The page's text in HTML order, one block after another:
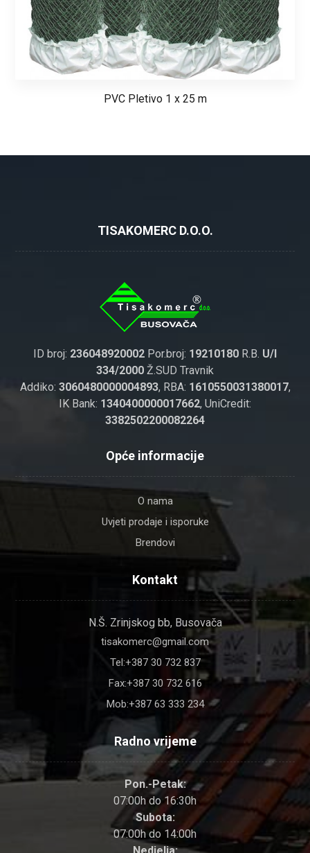
PVC Pletivo 1 x 25 m
TISAKOMERC D.O.O.
ID broj: 236048920002 Por.broj: 19210180 R.B. U/I
334/2000 Ž.SUD Travnik
Addiko: 3060480000004893, RBA: 1610550031380017,
IK Bank: 1340400000017662, UniCredit:
3382502200082264
Opće informacije
O nama
Uvjeti prodaje i isporuke
Brendovi
Kontakt
N.Š. Zrinjskog bb, Busovača
tisakomerc@gmail.com
Tel:+387 30 732 837
Fax:+387 30 732 616
Mob:+387 63 333 234
Radno vrijeme
Pon.-Petak:
07:00h do 16:30h
Subota:
07:00h do 14:00h